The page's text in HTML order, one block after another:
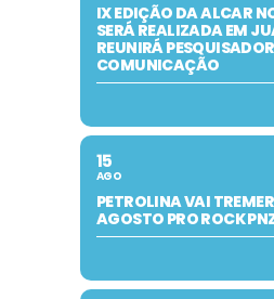
IX EDIÇÃO DA ALCAR
SERÁ REALIZADA EM
REUNIRÁ
COMUNICAÇÃO
15
AGO
PETROLINA VAI
AGOSTO PRO ROCK